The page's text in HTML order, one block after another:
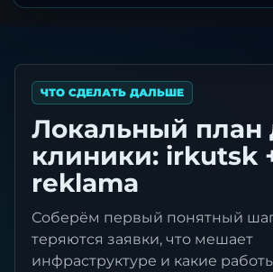
ЧТО СДЕЛАТЬ ДАЛЬШЕ
Локальный план
клиники: irkutsk
reklama
Соберём первый понятный
теряются заявки, что мешает
инфраструктуре и какие